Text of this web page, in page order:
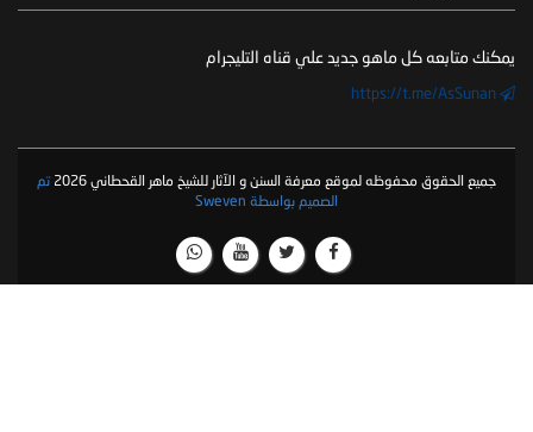
يمكنك متابعه كل ماهو جديد علي قناه التليجرام
جميع الحقوق محفوظه لموقع معرفة السنن و الآثار للشيخ ماهر القحطاني 2026
تم
الصميم بواسطة Sweven